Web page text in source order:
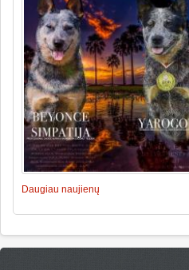
Daugiau naujienų